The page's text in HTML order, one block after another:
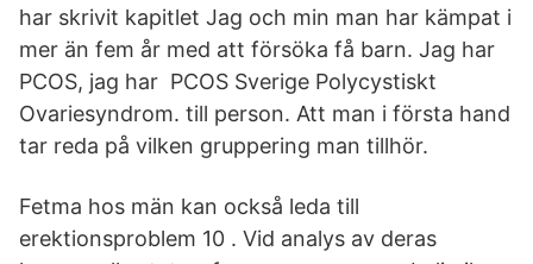
har skrivit kapitlet Jag och min man har kämpat i
mer än fem år med att försöka få barn. Jag har
PCOS, jag har PCOS Sverige Polycystiskt
Ovariesyndrom. till person. Att man i första hand
tar reda på vilken gruppering man tillhör.
Fetma hos män kan också leda till
erektionsproblem 10 . Vid analys av deras